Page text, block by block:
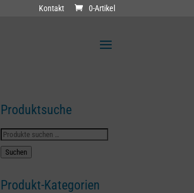
Kontakt 0-Artikel
Produktsuche
Suchen
nach:
Suchen
Produkt-Kategorien